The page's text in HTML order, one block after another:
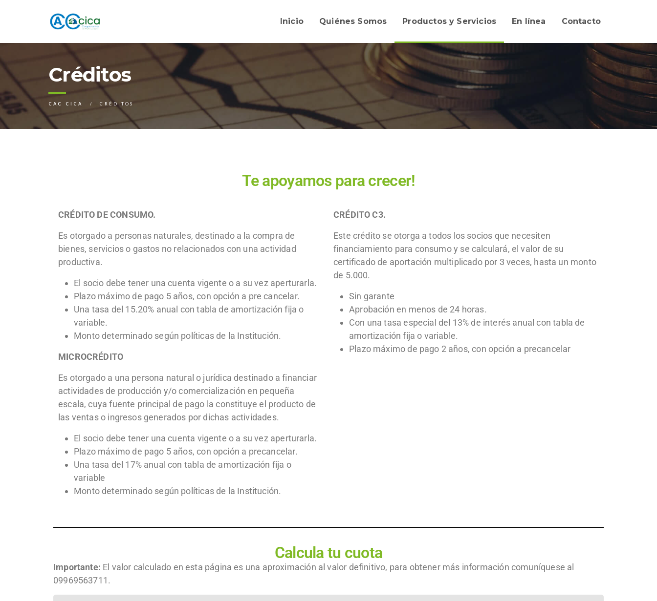
Inicio Quiénes Somos Productos y Servicios En línea Contacto
Créditos
CAC CICA CRÉDITOS
Te apoyamos para crecer!
CRÉDITO DE CONSUMO.
Es otorgado a personas naturales, destinado a la compra de
bienes, servicios o gastos no relacionados con una actividad
productiva.
El socio debe tener una cuenta vigente o a su vez aperturarla.
Plazo máximo de pago 5 años, con opción a pre cancelar.
Una tasa del 15.20% anual con tabla de amortización fija o
variable.
Monto determinado según políticas de la Institución.
MICROCRÉDITO
Es otorgado a una persona natural o jurídica destinado a financiar
actividades de producción y/o comercialización en pequeña
escala, cuya fuente principal de pago la constituye el producto de
las ventas o ingresos generados por dichas actividades.
El socio debe tener una cuenta vigente o a su vez aperturarla.
Plazo máximo de pago 5 años, con opción a precancelar.
Una tasa del 17% anual con tabla de amortización fija o
variable
Monto determinado según políticas de la Institución.
CRÉDITO C3.
Este crédito se otorga a todos los socios que necesiten
financiamiento para consumo y se calculará, el valor de su
certificado de aportación multiplicado por 3 veces, hasta un monto
de 5.000.
Sin garante
Aprobación en menos de 24 horas.
Con una tasa especial del 13% de interés anual con tabla de
amortización fija o variable.
Plazo máximo de pago 2 años, con opción a precancelar
Calcula tu cuota
Importante: El valor calculado en esta página es una aproximación al valor definitivo, para obtener más información comuníquese al
09969563711.